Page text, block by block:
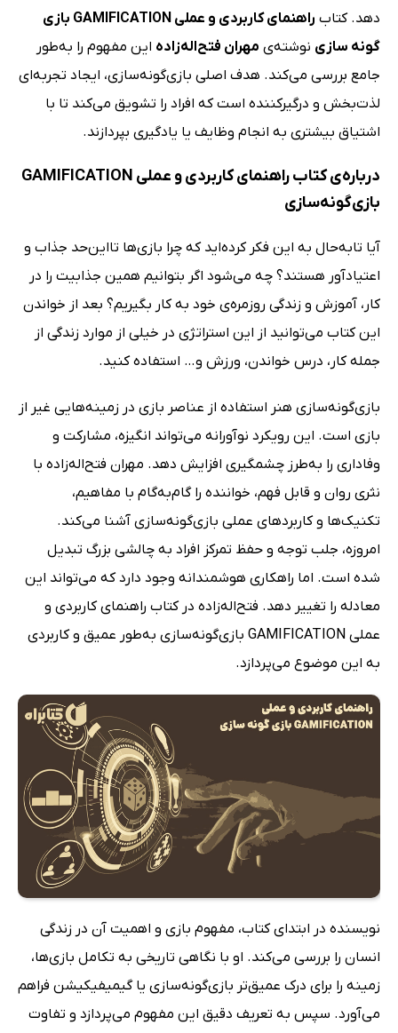
دهد. کتاب
راهنمای کاربردی و عملی GAMIFICATION بازی
گونه سازی نوشته‌ی مهران فتح‌اله‌زاده این مفهوم را به‌طور
جامع بررسی می‌کند. هدف اصلی بازی‌گونه‌سازی، ایجاد تجربه‌ای
لذت‌بخش و درگیرکننده است که افراد را تشویق می‌کند تا با
اشتیاق بیشتری به انجام وظایف یا یادگیری بپردازند.
درباره‌ی کتاب راهنمای کاربردی و عملی GAMIFICATION
بازی‌گونه‌سازی
آیا تابه‌حال به این فکر کرده‌اید که چرا بازی‌ها تااین‌حد جذاب و
اعتیادآور هستند؟ چه می‌شود اگر بتوانیم همین جذابیت را در
کار، آموزش و زندگی روزمره‌ی خود به کار بگیریم؟ بعد از خواندن
این کتاب می‌توانید از این استراتژی در خیلی از موارد زندگی از
جمله کار، درس خواندن، ورزش و… استفاده کنید.
بازی‌گونه‌سازی هنر استفاده از عناصر بازی در زمینه‌هایی غیر از
بازی است. این رویکرد نوآورانه می‌تواند انگیزه، مشارکت و
وفاداری را به‌طرز چشمگیری افزایش دهد. مهران فتح‌اله‌زاده با
نثری روان و قابل فهم، خواننده را گام‌به‌گام با مفاهیم،
تکنیک‌ها و کاربردهای عملی بازی‌گونه‌سازی آشنا می‌کند.
امروزه، جلب توجه و حفظ تمرکز افراد به چالشی بزرگ تبدیل
شده است. اما راهکاری هوشمندانه وجود دارد که می‌تواند این
معادله را تغییر دهد. فتح‌اله‌زاده در کتاب راهنمای کاربردی و
عملی GAMIFICATION بازی‌گونه‌سازی به‌طور عمیق و کاربردی
به این موضوع می‌پردازد.
نویسنده در ابتدای کتاب، مفهوم بازی و اهمیت آن در زندگی
انسان را بررسی می‌کند. او با نگاهی تاریخی به تکامل بازی‌ها،
زمینه را برای درک عمیق‌تر بازی‌گونه‌سازی یا گیمیفیکیشن فراهم
می‌آورد. سپس به تعریف دقیق این مفهوم می‌پردازد و تفاوت